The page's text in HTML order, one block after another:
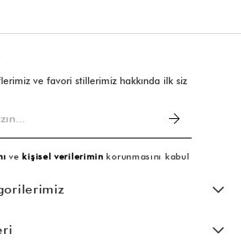
ve favori stillerimiz hakkında ilk siz
vekişisel verileriminkorunmasını kabul